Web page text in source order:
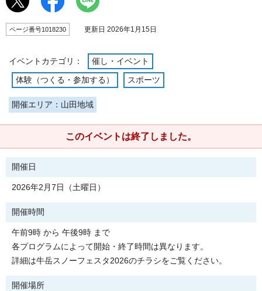
ページ番号1018230 更新日 2026年1月15日
イベントカテゴリ： 催し・イベント
体験（つくる・参加する） スポーツ
開催エリア：山田地域
このイベントは終了しました。
開催日
2026年2月7日（土曜日）
開催時間
午前9時 から 午後9時 まで
各プログラムによって開始・終了時間は異なります。
詳細は牛岳スノーフェスタ2026のチラシをご覧ください。
開催場所